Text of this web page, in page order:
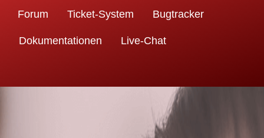
Forum Ticket-System Bugtracker
Dokumentationen Live-Chat